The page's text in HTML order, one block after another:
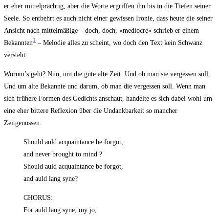
er eher mit­tel­präch­tig, aber die Wor­te ergrif­fen ihn bis in die Tie­fen sei­ner
See­le. So ent­behrt es auch nicht einer gewis­sen Iro­nie, dass heu­te die sei­ner
Ansicht nach mit­tel­mä­ßi­ge – doch, doch, »medio­cre« schrieb er einem
Bekann­ten1 – Melo­die alles zu scheint, wo doch den Text kein Schwanz
versteht.
Worum’s geht? Nun, um die gute alte Zeit. Und ob man sie ver­ges­sen soll.
Und um alte Bekann­te und dar­um, ob man die ver­ges­sen soll. Wenn man
sich frü­he­re For­men des Gedichts anschaut, han­del­te es sich dabei wohl um
eine eher bit­te­re Refle­xi­on über die Undank­bar­keit so man­cher
Zeitgenossen.
Should auld acquain­tance be forgot,
and never brought to mind ?
Should auld acquain­tance be forgot,
and auld lang syne?
CHORUS:
For auld lang syne, my jo,